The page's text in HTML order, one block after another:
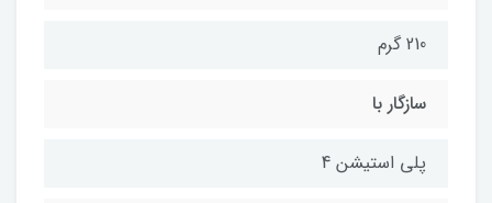
210 گرم
سازگار با
پلی استیشن 4